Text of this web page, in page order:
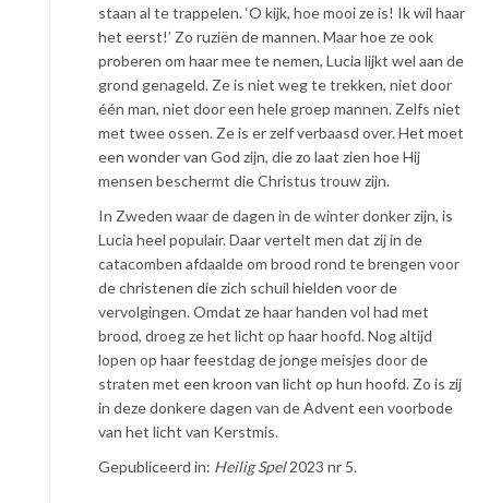
staan al te trappelen. ‘O kijk, hoe mooi ze is! Ik wil haar
het eerst!’ Zo ruziën de mannen. Maar hoe ze ook
proberen om haar mee te nemen, Lucia lijkt wel aan de
grond genageld. Ze is niet weg te trekken, niet door
één man, niet door een hele groep mannen. Zelfs niet
met twee ossen. Ze is er zelf verbaasd over. Het moet
een wonder van God zijn, die zo laat zien hoe Hij
mensen beschermt die Christus trouw zijn.
In Zweden waar de dagen in de winter donker zijn, is
Lucia heel populair. Daar vertelt men dat zij in de
catacomben afdaalde om brood rond te brengen voor
de christenen die zich schuil hielden voor de
vervolgingen. Omdat ze haar handen vol had met
brood, droeg ze het licht op haar hoofd. Nog altijd
lopen op haar feestdag de jonge meisjes door de
straten met een kroon van licht op hun hoofd. Zo is zij
in deze donkere dagen van de Advent een voorbode
van het licht van Kerstmis.
Gepubliceerd in: Heilig Spel2023 nr 5.